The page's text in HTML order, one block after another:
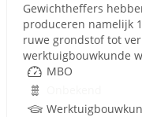
Gewichtheffers
produceren namelijk
ruwe grondstof tot
werktuigbouwkunde
MBO